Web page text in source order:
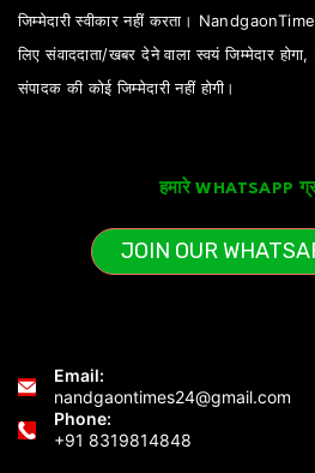
जिम्मेदारी स्वीकार नहीं करता।
लिए संवाददाता/खबर देने वाला स्वयं जिम्मेदार
संपादक की कोई जिम्मेदारी नहीं होगी।
हमारे WHATSAPP
JOIN OUR
Email:
nandgaontimes24@gmail.com
Phone:
+91 8319814848